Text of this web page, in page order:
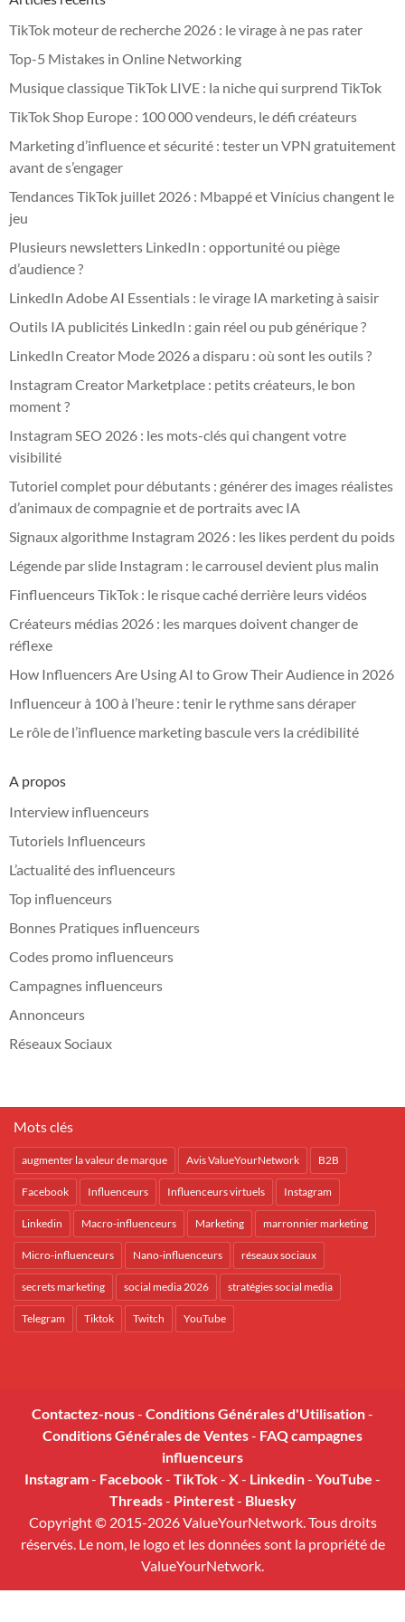
TikTok moteur de recherche 2026 : le virage à ne pas rater
Top-5 Mistakes in Online Networking
Musique classique TikTok LIVE : la niche qui surprend TikTok
TikTok Shop Europe : 100 000 vendeurs, le défi créateurs
Marketing d’influence et sécurité : tester un VPN gratuitement
avant de s’engager
Tendances TikTok juillet 2026 : Mbappé et Vinícius changent le
jeu
Plusieurs newsletters LinkedIn : opportunité ou piège
d’audience ?
LinkedIn Adobe AI Essentials : le virage IA marketing à saisir
Outils IA publicités LinkedIn : gain réel ou pub générique ?
LinkedIn Creator Mode 2026 a disparu : où sont les outils ?
Instagram Creator Marketplace : petits créateurs, le bon
moment ?
Instagram SEO 2026 : les mots-clés qui changent votre
visibilité
Tutoriel complet pour débutants : générer des images réalistes
d’animaux de compagnie et de portraits avec IA
Signaux algorithme Instagram 2026 : les likes perdent du poids
Légende par slide Instagram : le carrousel devient plus malin
Finfluenceurs TikTok : le risque caché derrière leurs vidéos
Créateurs médias 2026 : les marques doivent changer de
réflexe
How Influencers Are Using AI to Grow Their Audience in 2026
Influenceur à 100 à l’heure : tenir le rythme sans déraper
Le rôle de l’influence marketing bascule vers la crédibilité
A propos
Interview influenceurs
Tutoriels Influenceurs
L’actualité des influenceurs
Top influenceurs
Bonnes Pratiques influenceurs
Codes promo influenceurs
Campagnes influenceurs
Annonceurs
Réseaux Sociaux
Mots clés
augmenter la valeur de marque Avis ValueYourNetwork B2B
Facebook Influenceurs Influenceurs virtuels Instagram
Linkedin Macro-influenceurs Marketing marronnier marketing
Micro-influenceurs Nano-influenceurs réseaux sociaux
secrets marketing social media 2026 stratégies social media
Telegram Tiktok Twitch YouTube
Contactez-nous- Conditions Générales d'Utilisation-
Conditions Générales de Ventes- FAQ campagnes
influenceurs
Instagram- Facebook- TikTok- X- Linkedin- YouTube -
Threads- Pinterest- Bluesky
Copyright © 2015-2026 ValueYourNetwork. Tous droits
réservés. Le nom, le logo et les données sont la propriété de
ValueYourNetwork.